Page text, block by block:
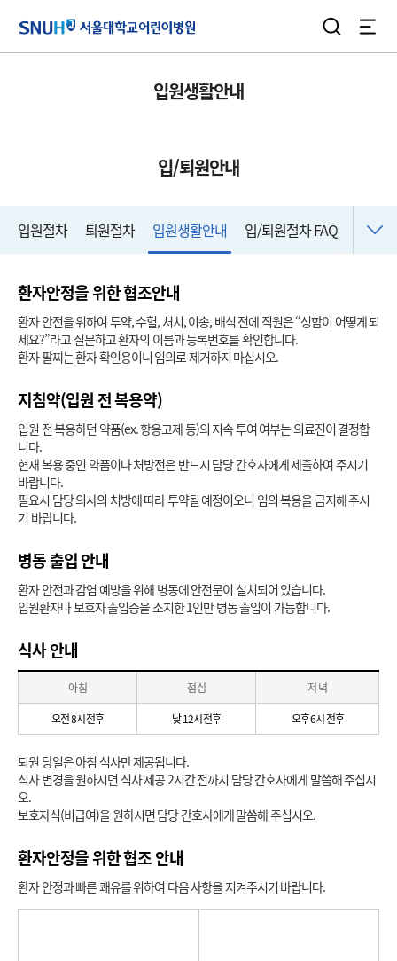
검색
입원생활안내
입/퇴원안내
입원절차 퇴원절차 입원생활안내 입/퇴원절차 FAQ
환자안정을 위한 협조안내
환자 안전을 위하여 투약, 수혈, 처치, 이송, 배식 전에 직원은 “성함이 어떻게 되
세요?”라고 질문하고 환자의 이름과 등록번호를 확인합니다.
환자 팔찌는 환자 확인용이니 임의로 제거하지 마십시오.
지침약(입원 전 복용약)
입원 전 복용하던 약품(ex. 항응고제 등)의 지속 투여 여부는 의료진이 결정합
니다.
현재 복용 중인 약품이나 처방전은 반드시 담당 간호사에게 제출하여 주시기
바랍니다.
필요시 담당 의사의 처방에 따라 투약될 예정이오니 임의 복용을 금지해 주시
기 바랍니다.
병동 출입 안내
환자 안전과 감염 예방을 위해 병동에 안전문이 설치되어 있습니다.
입원환자나 보호자 출입증을 소지한 1인만 병동 출입이 가능합니다.
식사 안내
아 침 점 심 저 녁
오전 8시 전후 낮 12시 전후 오후 6시 전후
퇴원 당일은 아침 식사만 제공됩니다.
식사 변경을 원하시면 식사 제공 2시간 전까지 담당 간호사에게 말씀해 주십시
오.
보호자식(비급여)을 원하시면 담당 간호사에게 말씀해 주십시오.
환자안정을 위한 협조 안내
환자 안정과 빠른 쾌유를 위하여 다음 사항을 지켜주시기 바랍니다.